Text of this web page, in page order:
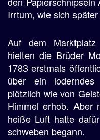
Irrtum, wie sich
Auf dem
hielten die Brüder
1783 erstmals
über ein
plötzlich wie von
Himmel erhob. Aber
heiße Luft hatte
schweben begann.